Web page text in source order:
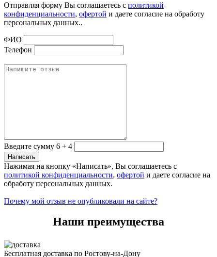
Отправляя форму Вы соглашаетесь с политикой
конфиденциальности, офертой и даете согласие на обработу
персональных данных..
ФИО
Телефон
Введите сумму 6 + 4
Нажимая на кнопку «Написать», Вы соглашаетесь с
политикой конфиденциальности, офертой и даете согласие на
обработу персональных данных.
Почему мой отзыв не опубликовали на сайте?
Наши преимущества
Бесплатная доставка по Ростову-на-Дону